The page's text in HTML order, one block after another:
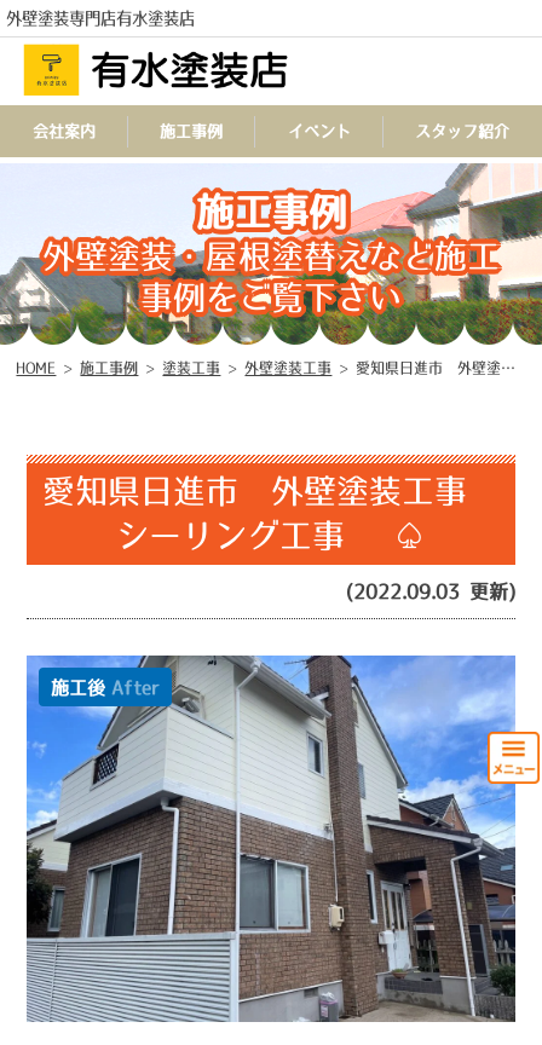
外壁塗装専門店有水塗装店
TEL
会社案内 施工事例 イベント スタッフ紹介
施工事例
外壁塗装・屋根塗替えなど施工
事例をご覧下さい
HOME > 施工事例 > 塗装工事 >外壁塗装工事 > 愛知県日進市 外壁塗装工事 シーリング工事 ♤
愛知県日進市 外壁塗装工事
シーリング工事 ♤
(2022.09.03 更新)
施工後 After